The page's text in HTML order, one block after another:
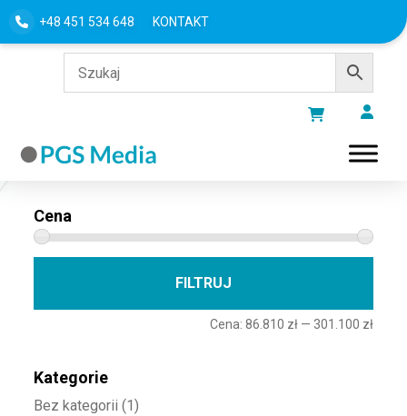
+48 451 534 648 KONTAKT
Filtru według
Cena
FILTRUJ
Cena: 86.810 zł— 301.100 zł
Kategorie
Bez kategorii (1)